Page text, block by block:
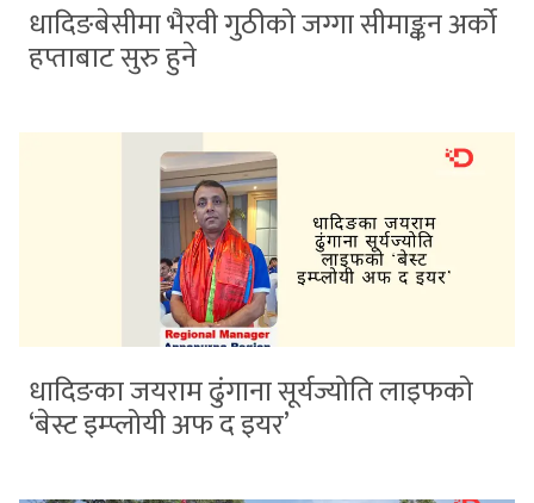
धादिङबेसीमा भैरवी गुठीको जग्गा सीमाङ्कन अर्को
हप्ताबाट सुरु हुने
धादिङका जयराम ढुंगाना सूर्यज्योति लाइफको
‘बेस्ट इम्प्लोयी अफ द इयर’